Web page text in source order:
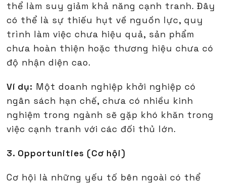
thể làm suy giảm khả năng cạnh tranh. Đây
có thể là sự thiếu hụt về nguồn lực, quy
trình làm việc chưa hiệu quả, sản phẩm
chưa hoàn thiện hoặc thương hiệu chưa có
độ nhận diện cao.
Ví dụ: Một doanh nghiệp khởi nghiệp có
ngân sách hạn chế, chưa có nhiều kinh
nghiệm trong ngành sẽ gặp khó khăn trong
việc cạnh tranh với các đối thủ lớn.
3. Opportunities (Cơ hội)
Cơ hội là những yếu tố bên ngoài có thể